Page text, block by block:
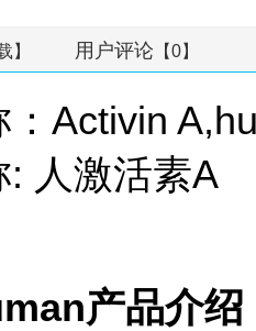
】 用户评论 【0】
Activin
: 人激活素A
产品介绍